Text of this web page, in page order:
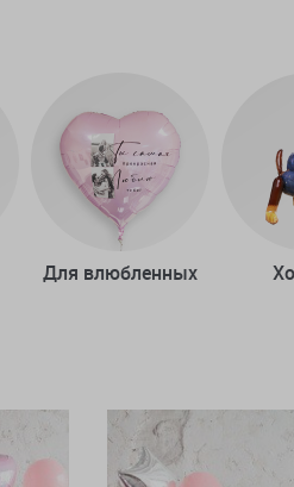
Для влюбленных